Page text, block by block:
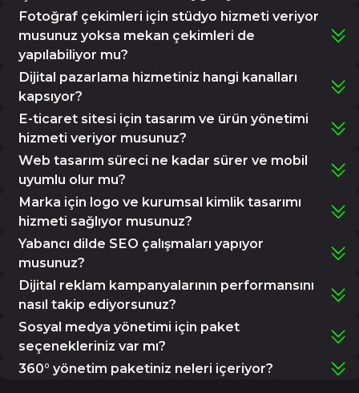
Zemin Ajans olarak SEO stratejimizi teknik analiz, anahtar
kelime optimizasyonu ve içerik kalitesi üzerine kuruyor,
markanızı Google’da üst sıralara taşıyoruz.
Fotoğraf çekimleri için stüdyo hizmeti veriyor
musunuz yoksa mekan çekimleri de
yapılabiliyor mu?
Evet, hem stüdyo ortamında hem de sizin belirleyeceğiniz
mekanlarda profesyonel çekimler gerçekleştiriyoruz.
İhtiyacınıza göre ekipman ve ışık düzenlemelerini
sağlıyoruz.
Dijital pazarlama hizmetiniz hangi kanalları
kapsıyor?
Meta (Facebook & Instagram), Google Ads, LinkedIn, TikTok
ve Yandex dahil olmak üzere tüm dijital reklam kanallarında
kapsamlı pazarlama yönetimi sunuyoruz.
E-ticaret sitesi için tasarım ve ürün yönetimi
hizmeti veriyor musunuz?
Evet, e-ticaret siteleri için özel tasarımlar hazırlıyor, ürün
ekleme, kategori yönetimi ve satış optimizasyonu
süreçlerini profesyonelce yürütüyoruz.
Web tasarım süreci ne kadar sürer ve mobil
uyumlu olur mu?
Web tasarım sürecimiz ortalama 14 gün sürer ve tüm
sitelerimiz tamamen mobil uyumludur. Ayrıca
tasarımlarımızın SEO uyumluluğuna da mutlaka dikkat
ediyoruz.
Marka için logo ve kurumsal kimlik tasarımı
hizmeti sağlıyor musunuz?
Evet, markanızın hedef kitlesine uygun özgün logo ve
kurumsal kimlik tasarımları oluşturuyoruz.
Yabancı dilde SEO çalışmaları yapıyor
musunuz?
Evet, İngilizce, Almanca ve diğer dillerde çok dilli SEO
çalışmaları gerçekleştiriyoruz.
Dijital reklam kampanyalarının performansını
nasıl takip ediyorsunuz?
Kampanyalarınızı düzenli raporlarla analiz ediyor, dönüşüm
oranlarını izleyip stratejileri performans verilerine göre
optimize ediyoruz.
Sosyal medya yönetimi için paket
seçenekleriniz var mı?
Evet, sosyal medya yönetimi için markanıza özel çözümler
sunmak adına farklı paket seçenekleri bulunmaktadır.
360° yönetim paketiniz neleri içeriyor?